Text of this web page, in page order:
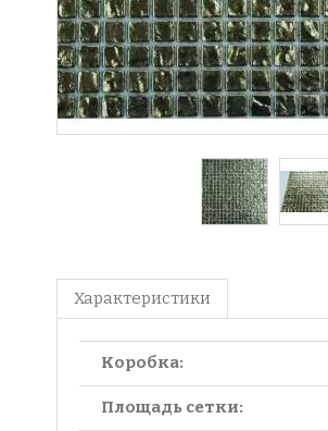
Характеристики
Коробка:
Площадь сетки: